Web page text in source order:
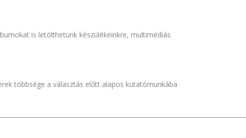
is letölthetünk készülékeinkre, multimédiás
többsége a választás előtt alapos kutatómunkába